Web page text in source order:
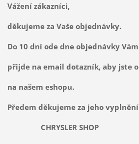
Vážení zákazníci,
děkujeme za Vaše objednávky.
Do 10 dní ode dne objednávky
přijde na email dotazník, aby jste
na našem eshopu.
Předem děkujeme za jeho
CHRYSLER SHOP